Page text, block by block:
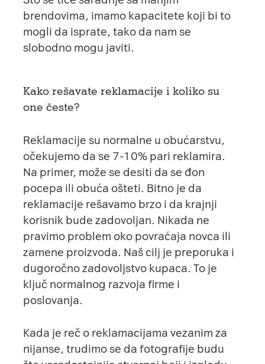
brendovima, imamo kapacitete koji bi to
mogli da isprate, tako da nam se
slobodno mogu javiti.
Kako rešavate reklamacije i koliko su
one česte?
Reklamacije su normalne u obućarstvu,
očekujemo da se 7-10% pari reklamira.
Na primer, može se desiti da se đon
pocepa ili obuća ošteti. Bitno je da
reklamacije rešavamo brzo i da krajnji
korisnik bude zadovoljan. Nikada ne
pravimo problem oko povraćaja novca ili
zamene proizvoda. Naš cilj je preporuka i
dugoročno zadovoljstvo kupaca. To je
ključ normalnog razvoja firme i
poslovanja.
Kada je reč o reklamacijama vezanim za
nijanse, trudimo se da fotografije budu